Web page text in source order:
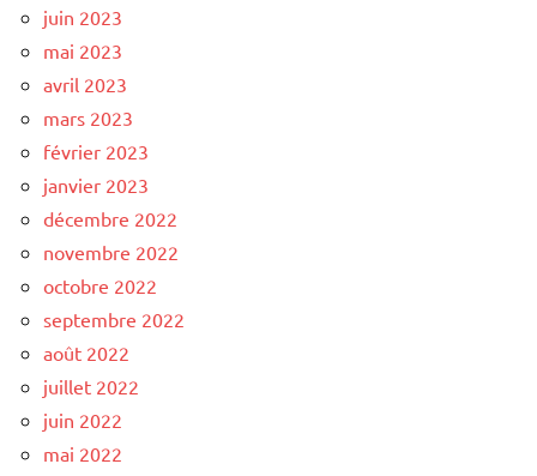
juin 2023
mai 2023
avril 2023
mars 2023
février 2023
janvier 2023
décembre 2022
novembre 2022
octobre 2022
septembre 2022
août 2022
juillet 2022
juin 2022
mai 2022